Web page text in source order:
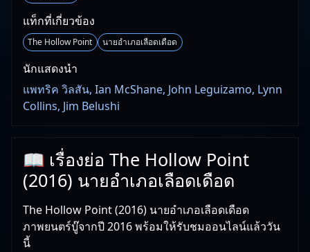
แท็กที่เกี่ยวข้อง
The Hollow Point นายอำเภอเลือดเดือด
นักแสดงนำ
แพทริค วิลสัน, Ian McShane, John Leguizamo, Lynn
Collins, Jim Belushi
📖 เรื่องย่อ The Hollow Point
(2016) นายอำเภอเลือดเดือด
The Hollow Point (2016) นายอำเภอเลือดเดือด
ภาพยนตร์บู๊จากปี 2016 พร้อมให้รับชมออนไลน์แล้ววัน
นี้